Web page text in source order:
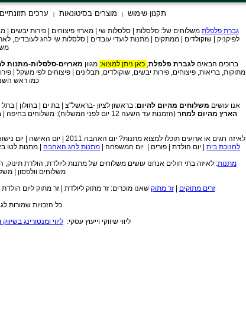
על3.1 ק...
מארז פיצוחים פרימיום
2500 גר...
מארז פיצוחים ליגת
אלופות פרמ...
מארז פיצוחים קטן 2.6
סלסלת פלפלת אני
תקנון שימוש מוצרים בסיטונאות ערכים תזונתיים
גברת פלפלת משלוחים של: סלסלות | סלסלות שי | מארזי פיצוחים | פירות יבשים |
לפיקניק | שוקולדים | ממתקים | מתנות לועדי עובדים | סלסלות שי לחג לעובדים,
ברוכים הבאים לגברת פלפלת, כאן ניתן למצוא: מגוון מארזים-סלסלות-מתנות
מתוקות, בריאות, פיצוחים, פירות יבשים, שוקולדים, תבלינים | פיצוחים לפי משקל
כמו ראש
אנו עושים משלוחים מהיום להיום: בראשון לציון -בראשל"צ | בת ים | בחולון |
הארץ מהיום למחר
(הזמנות עד השעה 12 יום לפני המשלוח):
לאיזה חגים או ארועים תוכלו למצוא מתנות? יום האהבה 2011 | יום האישה | יום נישואין | חבילות שי לראש השנה | מתנות לטו בשבט | חבילות שי לפסח |
לחנוכת בית | יום הולדת | פורים | יום המשפחה | מתנות לחג האהבה | מתנות לטו
מתנות: לאיזה בתי חולים אנחנו עושים משלוחים של מתנות ליולדת, הולדת
משלוחים וולפסון |
זרים מתוקים
|זר מתוק שאנו מוכרים: זר מתוק ליולדת | זר מתוק ליום
כל הזכויות שמורות
ליווי שיווקי וייעוץ עסקי: ליווי ומנטורינג